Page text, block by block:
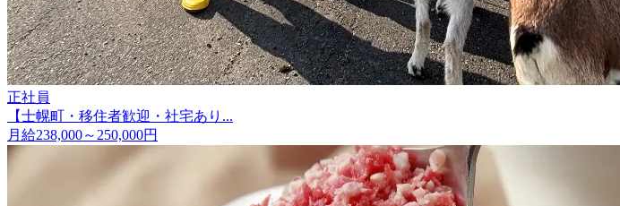
正社員
【士幌町・移住者歓迎・社宅あり...
月給238,000～250,000円